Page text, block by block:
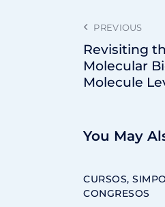
PREVIOUS
Revisiting
Molecular
Molecule
You May
CURSOS,
CONGRESOS